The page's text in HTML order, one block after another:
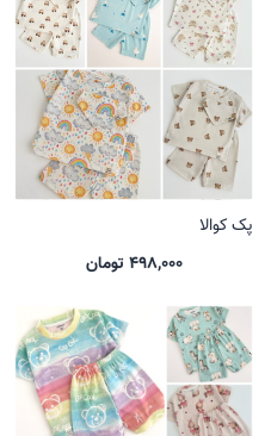
پک کوالا
498,000 تومان